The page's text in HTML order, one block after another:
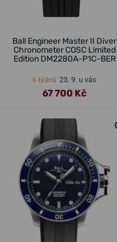
Ball Engineer Master II Diver
Chronometer COSC Limited
Edition DM2280A-P1C-BER
6 týdnů 23. 9. u vás
67 700 Kč